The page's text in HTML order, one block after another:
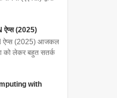
ऐप्स (2025)
ऐप्स (2025) आजकल
को लेकर बहुत सतर्क
with